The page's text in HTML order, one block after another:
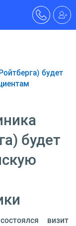
будет
будет
визит